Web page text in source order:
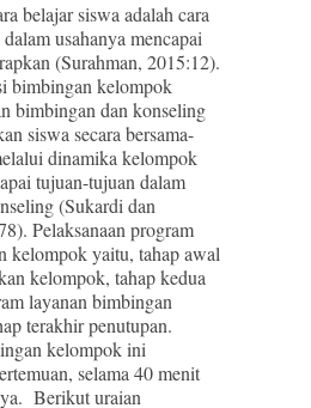
siswa adalah cara
usahanya mencapai
(Surahman, 2015:12).
bimbingan kelompok
bimbingan dan konseling
siswa secara bersama-
dinamika kelompok
tujuan-tujuan dalam
(Sukardi dan
Pelaksanaan program
kelompok yaitu, tahap awal
kelompok, tahap kedua
layanan bimbingan
terakhir penutupan.
kelompok ini
selama 40 menit
Berikut uraian